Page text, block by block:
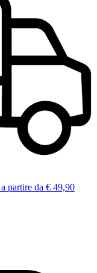
a partire da € 49,90